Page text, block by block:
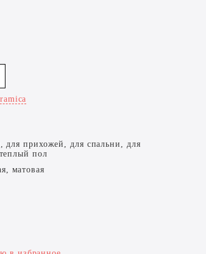
для прихожей, для спальни, для
пол
матовая